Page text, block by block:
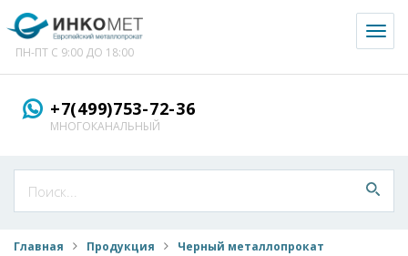
ПН-ПТ С 9:00 ДО 18:00
+7(499)753-72-36
МНОГОКАНАЛЬНЫЙ
Главная Продукция
Черный металлопрокат